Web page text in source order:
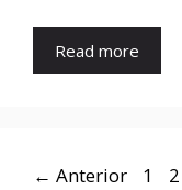
Read more
← Anterior 1 2